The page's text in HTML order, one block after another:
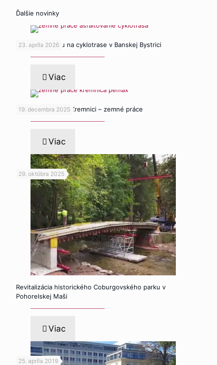
Ďalšie novinky
23. apríla 2026
Pokládka asfaltu na cyklotrase v Banskej Bystrici
Viac
19. decembra 2025
Detenčný ústav v Kremnici – zemné práce
Viac
29. októbra 2025
Revitalizácia historického Coburgovského parku v
Pohorelskej Maši
Viac
25. apríla 2019